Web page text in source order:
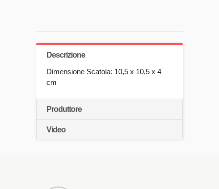
Descrizione
Dimensione Scatola: 10,5 x 10,5 x 4
cm
Produttore
Video